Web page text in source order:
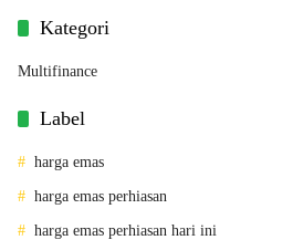
Kategori
Multifinance
Label
harga emas
harga emas perhiasan
harga emas perhiasan hari ini